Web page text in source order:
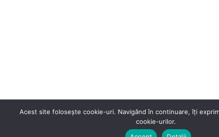
Acest site folosește cookie-uri. Navigând în continuare, îți
cookie-urilor.